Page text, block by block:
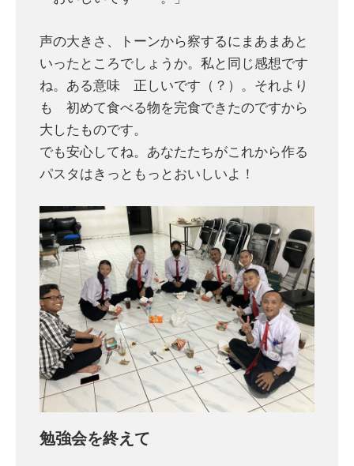
声の大きさ、トーンから察するにまあまあと
いったところでしょうか。私と同じ感想です
ね。ある意味 正しいです（？）。それより
も 初めて食べる物を完食できたのですから
大したものです。
でも安心してね。あなたたちがこれから作る
パスタはきっともっとおいしいよ！
勉強会を終えて